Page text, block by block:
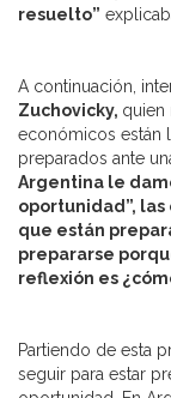
resuelto”
A continuación,
Zuchovicky, quien
económicos están
preparados ante
Argentina le
oportunidad”,
que están
prepararse
reflexión es
Partiendo de esta
seguir para estar